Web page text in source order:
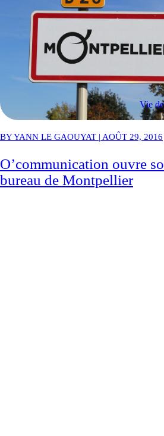
Vie
BY YANN LE GAOUYAT | AOÛT 29, 2016
O’communication ouvre
bureau de Montpellier